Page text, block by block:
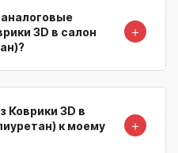
3D в салон
＋
Коврики 3D в
к моему
＋